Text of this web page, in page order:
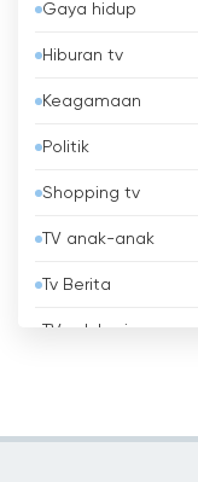
Austria
Azerbaijan
Bahrain
Bangladesh
Barbados
Belanda
Belarus
Gaya hidup
Hiburan tv
Keagamaan
Politik
Shopping tv
TV anak-anak
Tv Berita
TV edukasi